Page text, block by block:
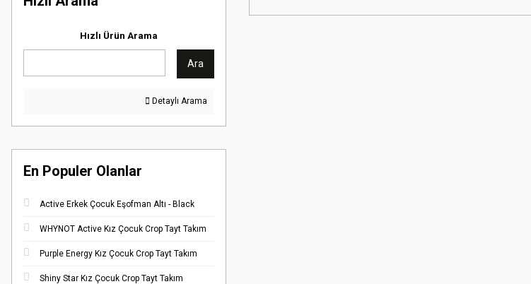
Hızlı Ürün Arama
Ara
Detaylı Arama
En Populer Olanlar
Active Erkek Çocuk Eşofman Altı - Black
WHYNOT Active Kız Çocuk Crop Tayt Takım
Purple Energy Kız Çocuk Crop Tayt Takım
Shiny Star Kız Çocuk Crop Tayt Takım